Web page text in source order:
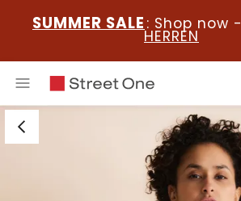
SUMMER SALE : Shop now -
HERREN